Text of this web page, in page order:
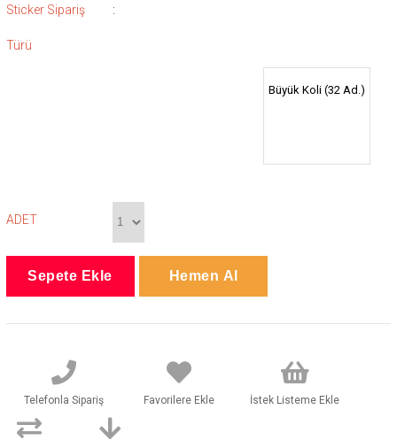
Sticker Sipariş
Türü
:
Büyük Koli (32 Ad.)
ADET
Telefonla Sipariş Favorilere Ekle İstek Listeme Ekle